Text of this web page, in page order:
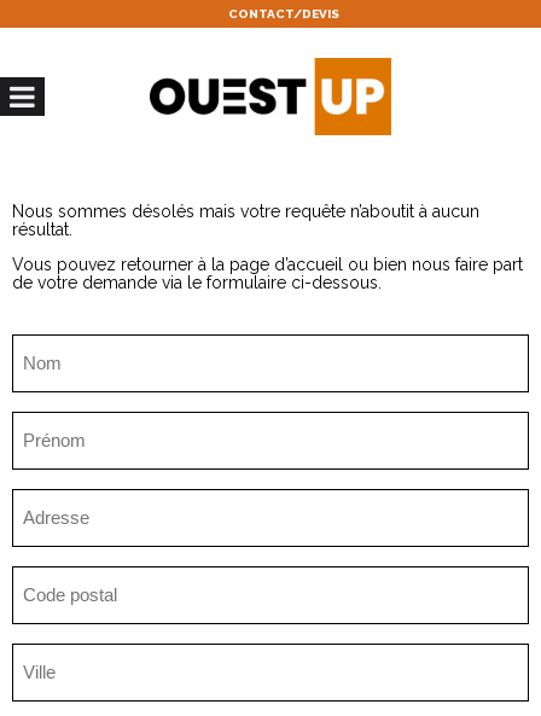
CONTACT/DEVIS
Nous sommes désolés mais votre requête n’aboutit à aucun
résultat.
Vous pouvez retourner à la page d’accueil
ou bien nous faire part
de votre demande via le formulaire ci-dessous.
(Nécessaire)
(Nécessaire)
postal
(Nécessaire)